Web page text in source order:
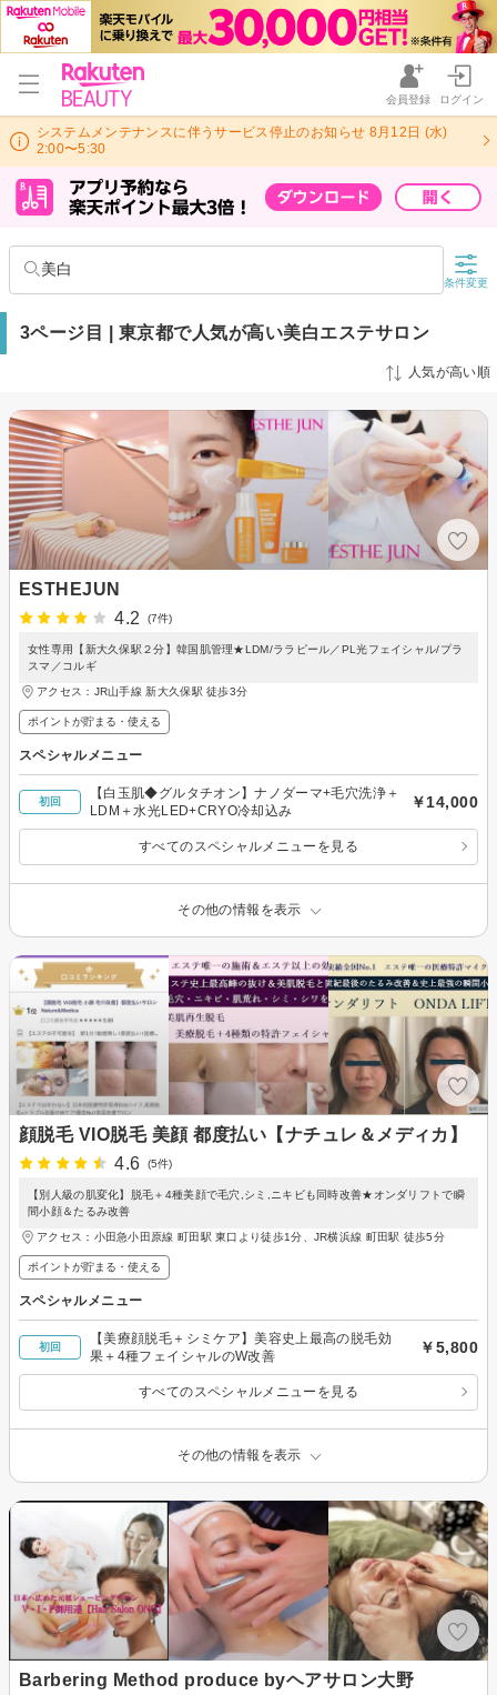
会員登録 ログイン
システムメンテナンスに伴うサービス停止のお知らせ 8月12日 (水)
2:00〜5:30
美白
条件変更
3ページ目 | 東京都で人気が高い美白エステサロン
人気が高い順
ESTHEJUN
4.2
(7件)
女性専用【新大久保駅２分】韓国肌管理★LDM/ララピール／PL光フェイシャル/プラ
スマ／コルギ
アクセス：JR山手線 新大久保駅 徒歩3分
ポイントが貯まる・使える
スペシャルメニュー
初回
【白玉肌◆グルタチオン】ナノダーマ+毛穴洗浄＋
LDM＋水光LED+CRYO冷却込み
￥14,000
すべてのスペシャルメニューを見る
その他の情報を表示
顔脱毛 VIO脱毛 美顔 都度払い【ナチュレ＆メディカ】
4.6
(5件)
【別人級の肌変化】脱毛＋4種美顔で毛穴,シミ,ニキビも同時改善★オンダリフトで瞬
間小顔＆たるみ改善
アクセス：小田急小田原線 町田駅 東口より徒歩1分、JR横浜線 町田駅 徒歩5分
ポイントが貯まる・使える
スペシャルメニュー
初回
【美療顔脱毛＋シミケア】美容史上最高の脱毛効
果＋4種フェイシャルのW改善
￥5,800
すべてのスペシャルメニューを見る
その他の情報を表示
Barbering Method produce byヘアサロン大野